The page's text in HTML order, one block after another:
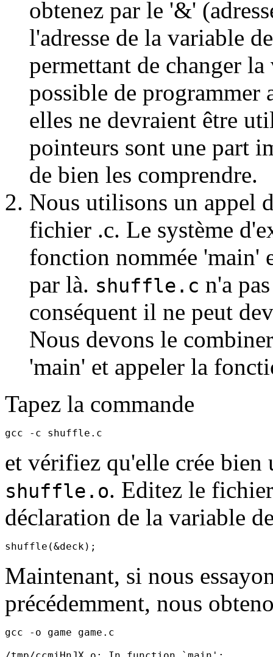
obtenez par le '&'
l'adresse de la variable
permettant de changer
possible de programmer
elles ne devraient être
pointeurs sont une part
de bien les comprendre.
Nous utilisons un appel
fichier .c. Le système
fonction nommée 'main'
par là. shuffle.c n'a
conséquent il ne peut
Nous devons le
'main' et appeler la
Tapez la commande
et vérifiez qu'elle crée
shuffle.o. Editez le
déclaration de la variable
Maintenant, si nous
précédemment, nous
gcc -o game game.c